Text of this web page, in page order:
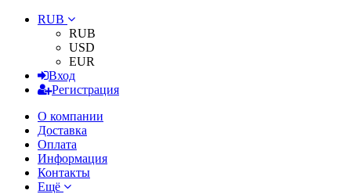
RUB
RUB
USD
EUR
Вход
Регистрация
О компании
Доставка
Оплата
Информация
Контакты
Ещё